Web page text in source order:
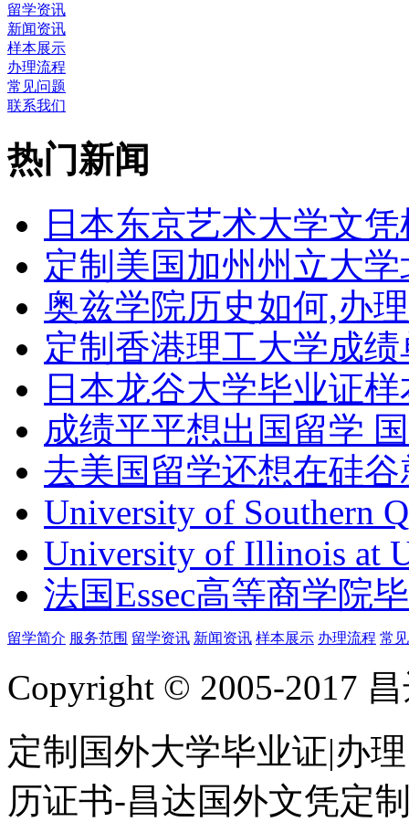
留学资讯
新闻资讯
样本展示
办理流程
常见问题
联系我们
热门新闻
日本东京艺术大学文
定制美国加州州立大
奥兹学院历史如何,办
定制香港理工大学成绩
日本龙谷大学毕业证
成绩平平想出国留学
去美国留学还想在硅
University of Southern
University of Illinois at
法国Essec高等商学院
留学简介 服务范围 留学资讯 新闻资讯 样本展示 办理流程 常
Copyright © 2005-2017
定制国外大学毕业证|办
历证书-昌达国外文凭定